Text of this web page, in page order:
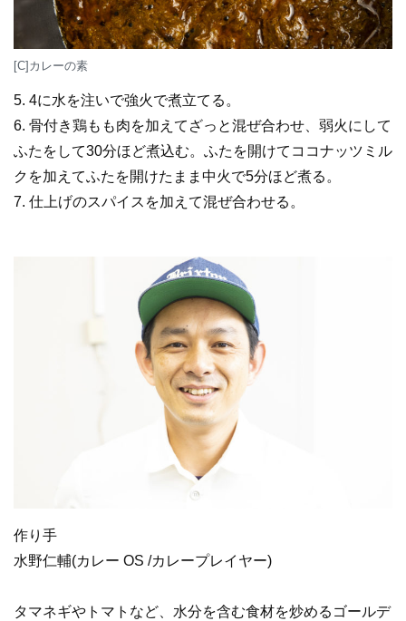
[C]カレーの素
5. 4に水を注いで強火で煮立てる。
6. 骨付き鶏もも肉を加えてざっと混ぜ合わせ、弱火にして
ふたをして30分ほど煮込む。ふたを開けてココナッツミル
クを加えてふたを開けたまま中火で5分ほど煮る。
7. 仕上げのスパイスを加えて混ぜ合わせる。
作り手
水野仁輔(カレー OS /カレープレイヤー)
タマネギやトマトなど、水分を含む食材を炒めるゴールデ